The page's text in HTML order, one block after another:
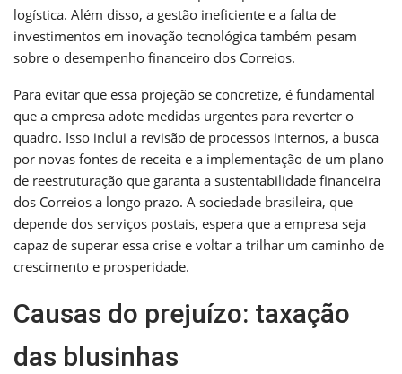
logística. Além disso, a gestão ineficiente e a falta de
investimentos em inovação tecnológica também pesam
sobre o desempenho financeiro dos Correios.
Para evitar que essa projeção se concretize, é fundamental
que a empresa adote medidas urgentes para reverter o
quadro. Isso inclui a revisão de processos internos, a busca
por novas fontes de receita e a implementação de um plano
de reestruturação que garanta a sustentabilidade financeira
dos Correios a longo prazo. A sociedade brasileira, que
depende dos serviços postais, espera que a empresa seja
capaz de superar essa crise e voltar a trilhar um caminho de
crescimento e prosperidade.
Causas do prejuízo: taxação
das blusinhas